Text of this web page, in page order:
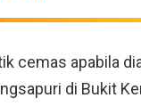
cemas apabila
di Bukit